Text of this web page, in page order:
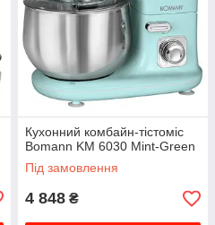
Кухонний комбайн-тістоміс
Bomann KM 6030 Mint-Green
Під замовлення
4 848 ₴